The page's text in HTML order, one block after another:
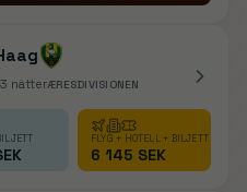
3 nätterÆRESDIVISIONEN
FLYG + HOTELL + BILJETT
6 145 SEK